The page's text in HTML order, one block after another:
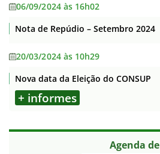
06/09/2024 às 16h02
Nota de Repúdio – Setembro 2024
20/03/2024 às 10h29
Nova data da Eleição do CONSUP
+ informes
Agenda de